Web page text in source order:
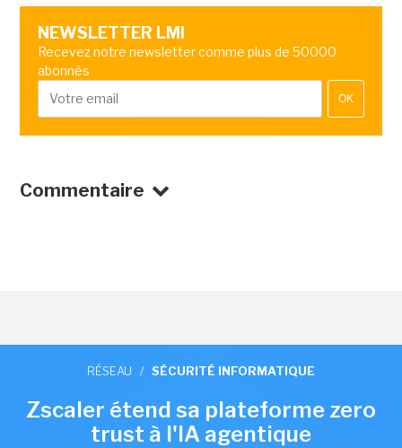
NEWSLETTER LMI
Recevez notre newsletter comme plus de 50000
abonnés
OK
Commentaire
RÉSEAU / SÉCURITÉ INFORMATIQUE
Zscaler étend sa plateforme zero
trust à l'IA agentique